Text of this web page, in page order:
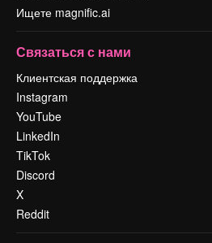
Ищете magnific.ai
Связаться с нами
Клиентская поддержка
Instagram
YouTube
LinkedIn
TikTok
Discord
X
Reddit